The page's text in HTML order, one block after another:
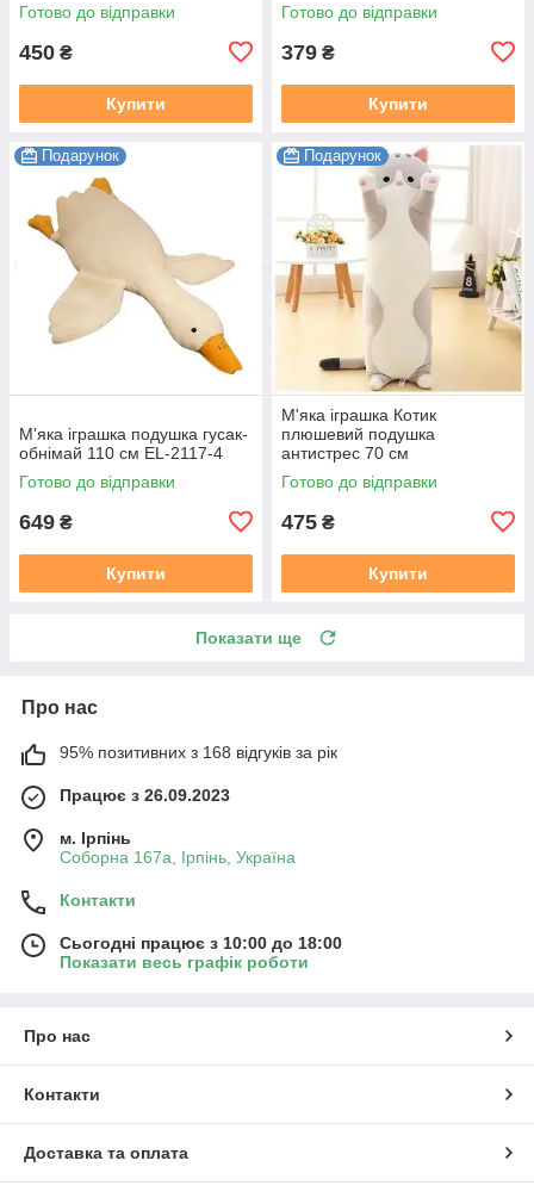
Готово до відправки
450 ₴
Купити
Готово до відправки
379 ₴
Купити
Подарунок
М'яка іграшка подушка гусак-
обнімай 110 см EL-2117-4
Готово до відправки
649 ₴
Купити
Подарунок
М'яка іграшка Котик
плюшевий подушка
антистрес 70 см
Готово до відправки
475 ₴
Купити
Показати ще
Про нас
95% позитивних з 168 відгуків за рік
Працює з 26.09.2023
м. Ірпінь
Соборна 167а, Ірпінь, Україна
Контакти
Сьогодні працює з 10:00 до 18:00
Показати весь графік роботи
Про нас
Контакти
Доставка та оплата